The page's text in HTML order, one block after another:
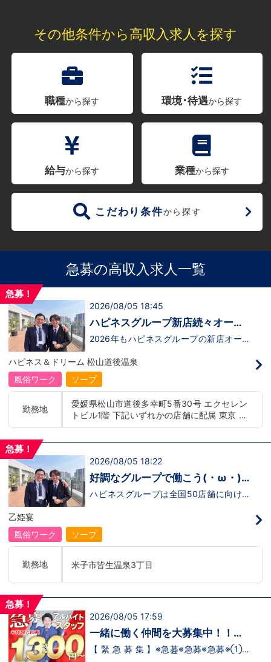
その他条件から高収入求人を探す
職種から探す 環境･待遇から探す
給与から探す 業種から探す
こだわり条件から探す
急募の高収入求人一覧
急募！
2026/08/05 18:45
ハピネスグループ新店続々オープ
ン決定！
2026年もハピネスグループの新店オープ
てみませんか？いままでの職歴も学歴も一
切関係ありません。頑張り次第で20代で
年収1000万円も夢じゃないんです！一般
職からの転職や、女性からのご応募大歓
ッフ一人ひとりが働きやすい環境のお店で
す。現在多くの女性スタッフが勤務してお
ります。業界経験のある方もない方もご応
新人キャストさんにお仕事を教えるアドバ
は年功序列ではなく実力主義です。 頑張
り次第でいくらでも店長や幹部枠への昇格
が可能なんです！力のある方には必要な席
をしっかりご用意できる環境ですのでご安
ハピネス＆ドリーム 松山道後温泉
風俗ワーク
ソープ
勤務地
愛媛県松山市道後多幸町5番30号 エクセレン
トビル1階 下記いずれかの店舗に配属 東京 五
反田：五反田駅から徒歩2分 池袋：池袋駅西
水戸：水戸駅からバス5分 北海道 札幌：すす
きの駅から徒歩5分 中国・四国 鳥取：米子市
皆生温泉 愛媛：松山道後温泉 九州・沖縄 福
岡：中洲川端駅から徒歩8分 沖縄：那覇市※出
店準備中 他にも続々出店予定 遠方からのご応
急募！
2026/08/05 18:22
好調なグループで働こう(・ω・)
ノ
ハピネスグループは全国50店舗に向けて
有！！ つまり・・・ハピネスグループの
中でも、今！1番役職に就けるチャンスが
「今」入社するべきじゃないです
か！？！？ のし上がりたいなら、このビ
ッグチャンス見逃さないでください！！チ
か？？当グループは年功序列ではなく実力
や幹部枠への昇格が可能なんです！力のあ
る方には必要な席をしっかりご用意できる
環境ですのでご安心ください。実際に入社
後、最短で8ヶ月で店長になった先輩もい
乙姫宴
風俗ワーク
ソープ
勤務地 米子市皆生温泉3丁目
急募！
2026/08/05 17:59
一緒に働く仲間を大募集中！！
【アルバイト・送迎ドライバー急
【 緊 急 募 集 】※急募※急募※急募※①ス